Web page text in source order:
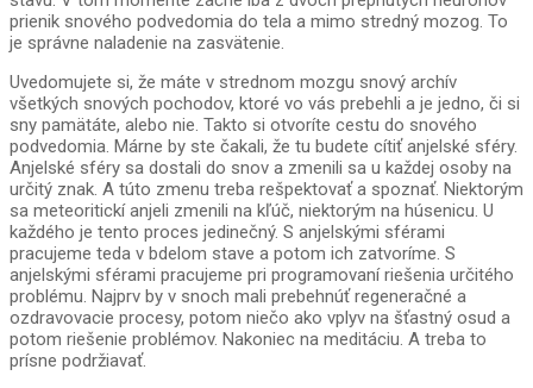
prienik snového podvedomia do tela a mimo stredný mozog. To
je správne naladenie na zasvätenie.
Uvedomujete si, že máte v strednom mozgu snový archív
všetkých snových pochodov, ktoré vo vás prebehli a je jedno, či si
sny pamätáte, alebo nie. Takto si otvoríte cestu do snového
podvedomia. Márne by ste čakali, že tu budete cítiť anjelské sféry.
Anjelské sféry sa dostali do snov a zmenili sa u každej osoby na
určitý znak. A túto zmenu treba rešpektovať a spoznať. Niektorým
sa meteoritickí anjeli zmenili na kľúč, niektorým na húsenicu. U
každého je tento proces jedinečný. S anjelskými sférami
pracujeme teda v bdelom stave a potom ich zatvoríme. S
anjelskými sférami pracujeme pri programovaní riešenia určitého
problému. Najprv by v snoch mali prebehnúť regeneračné a
ozdravovacie procesy, potom niečo ako vplyv na šťastný osud a
potom riešenie problémov. Nakoniec na meditáciu. A treba to
prísne podržiavať.